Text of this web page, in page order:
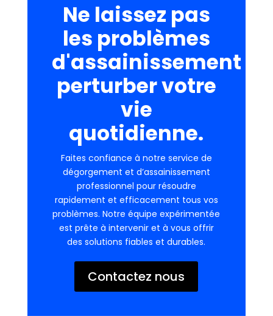
Ne laissez pas
les problèmes
d'assainissement
perturber votre
vie
quotidienne.
Faites confiance à notre service de
dégorgement et d’assainissement
professionnel pour résoudre
rapidement et efficacement tous vos
problèmes. Notre équipe expérimentée
est prête à intervenir et à vous offrir
des solutions fiables et durables.
Contactez nous